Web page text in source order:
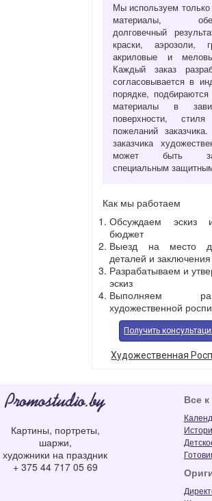
Мы используем только
материалы,
долговечный
краски, аэрозоли,
акриловые и
Каждый заказ
согласовывается в
порядке,
материалы в
поверхности,
пожеланий
заказчика
может быть
специальным
Как мы работаем
Обсуждаем эскиз
бюджет
Выезд на место
деталей и
Разрабатываем и
эскиз
Выполняем
художественной
Получить
Художественная
Картины, портреты,
шаржи,
художники на праздник
+ 375 44 717 05 69
Все